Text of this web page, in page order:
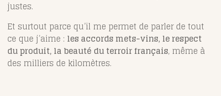
justes.
Et surtout parce qu’il me permet de parler de tout
ce que j’aime : les accords mets-vins, le respect
du produit, la beauté du terroir français, même à
des milliers de kilomètres.